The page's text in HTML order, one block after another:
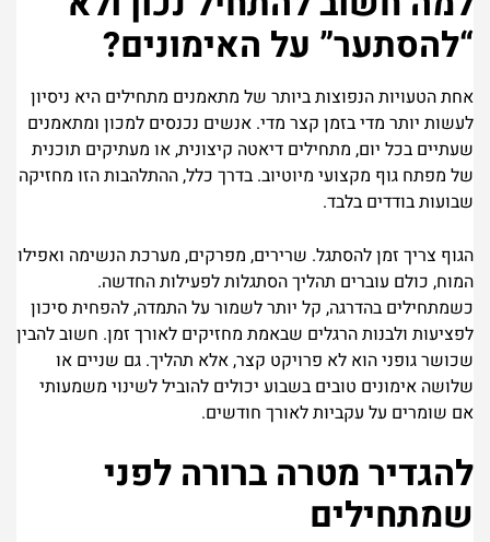
“להסתער” על האימונים?
אחת הטעויות הנפוצות ביותר של מתאמנים מתחילים היא ניסיון
לעשות יותר מדי בזמן קצר מדי. אנשים נכנסים למכון ומתאמנים
שעתיים בכל יום, מתחילים דיאטה קיצונית, או מעתיקים תוכנית
של מפתח גוף מקצועי מיוטיוב. בדרך כלל, ההתלהבות הזו מחזיקה
שבועות בודדים בלבד.
הגוף צריך זמן להסתגל. שרירים, מפרקים, מערכת הנשימה ואפילו
המוח, כולם עוברים תהליך הסתגלות לפעילות החדשה.
כשמתחילים בהדרגה, קל יותר לשמור על התמדה, להפחית סיכון
לפציעות ולבנות הרגלים שבאמת מחזיקים לאורך זמן. חשוב להבין
שכושר גופני הוא לא פרויקט קצר, אלא תהליך. גם שניים או
שלושה אימונים טובים בשבוע יכולים להוביל לשינוי משמעותי
אם שומרים על עקביות לאורך חודשים.
להגדיר מטרה ברורה לפני
שמתחילים